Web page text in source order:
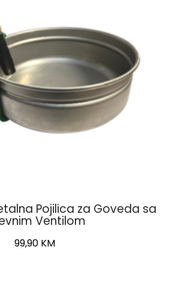
Pojilica za Goveda sa
Ventilom
99,90 KM